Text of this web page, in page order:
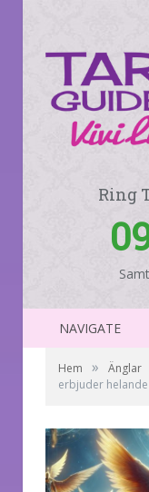
Ring
NAVIGATE
Hem » Änglar
erbjuder